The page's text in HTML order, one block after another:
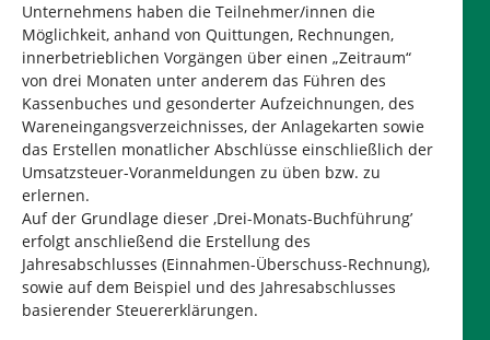
Unternehmens haben die Teilnehmer/innen die
Möglichkeit, anhand von Quittungen, Rechnungen,
innerbetrieblichen Vorgängen über einen „Zeitraum“
von drei Monaten unter anderem das Führen des
Kassenbuches und gesonderter Aufzeichnungen, des
Wareneingangsverzeichnisses, der Anlagekarten sowie
das Erstellen monatlicher Abschlüsse einschließlich der
Umsatzsteuer-Voranmeldungen zu üben bzw. zu
erlernen.
Auf der Grundlage dieser ‚Drei-Monats-Buchführung’
erfolgt anschließend die Erstellung des
Jahresabschlusses (Einnahmen-Überschuss-Rechnung),
sowie auf dem Beispiel und des Jahresabschlusses
basierender Steuererklärungen.